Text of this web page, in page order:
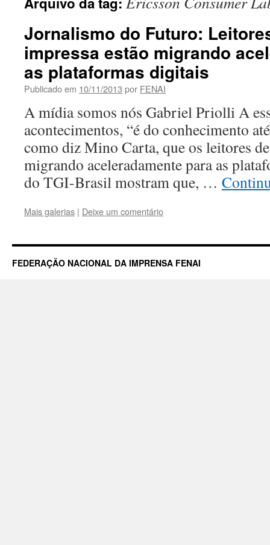
Jornalismo do Futuro:
impressa estão migrando
as plataformas digitais
Publicado em 10/11/2013 por FENAI
A mídia somos nós Gabriel Priolli A
acontecimentos, “é do conhecimento
como diz Mino Carta, que os leitores
migrando aceleradamente para as
do TGI-Brasil mostram que, …
Mais galerias | Deixe um comentário
FEDERAÇÃO NACIONAL DA IMPRENSA FENAI